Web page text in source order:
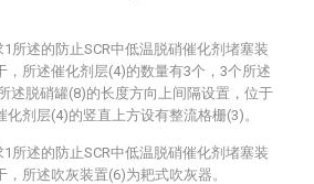
所述的防止SCR中低温脱硝催化剂堵塞装
，所述催化剂层(4)的数量有3个，3个所述
述脱硝罐(8)的长度方向上间隔设置，位于
化剂层(4)的竖直上方设有整流格栅(3)。
所述的防止SCR中低温脱硝催化剂堵塞装
，所述吹灰装置(6)为耙式吹灰器。